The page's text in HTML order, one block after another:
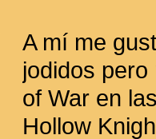
A mí me
jodidos
of War en
Hollow